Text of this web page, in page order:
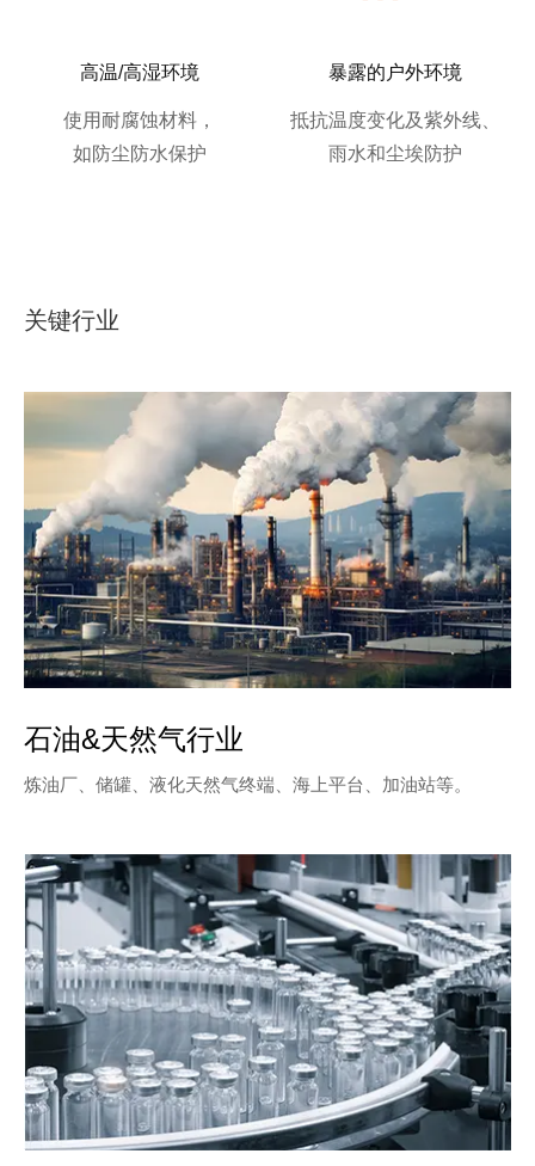
高温/高湿环境
使用耐腐蚀材料，
如防尘防水保护
暴露的户外环境
抵抗温度变化及紫外线、
雨水和尘埃防护
关键行业
石油&天然气行业
炼油厂、储罐、液化天然气终端、海上平台、加油站等。